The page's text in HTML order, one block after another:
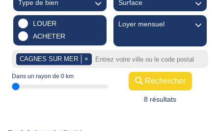
Type de bien Surface
LOUER
ACHETER
Loyer mensuel
CAGNES SUR MER ×
Dans un rayon de 0 km
Rechercher
8 résultats